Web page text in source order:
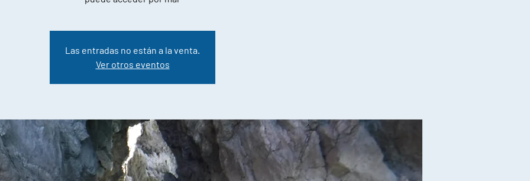
Las entradas no están a la venta.
Ver otros eventos